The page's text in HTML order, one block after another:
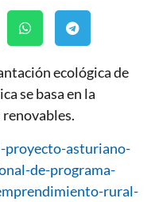
ecológica de
se basa en la
asturiano-
de-programa-
rural-